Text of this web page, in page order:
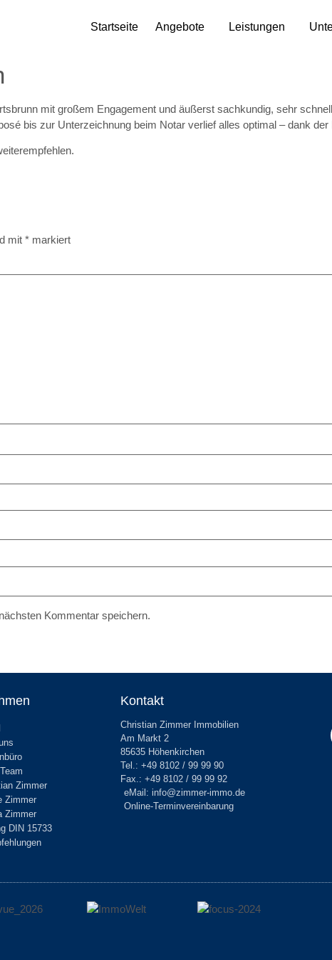
Startseite Angebote Leistungen
mit großem Engagement und äußerst sachkundig, sehr
bis zur Unterzeichnung beim Notar verlief alles optimal – dank
mit * markiert
Kommentar speichern.
Zimmer
Zimmer
Zimmer
DIN 15733
Kontakt
Christian Zimmer Immobilien
Am Markt 2
85635 Höhenkirchen
Tel.: +49 8102 / 99 99 90
Fax.: +49 8102 / 99 99 92
eMail: info@zimmer-immo.de
Online-Terminvereinbarung